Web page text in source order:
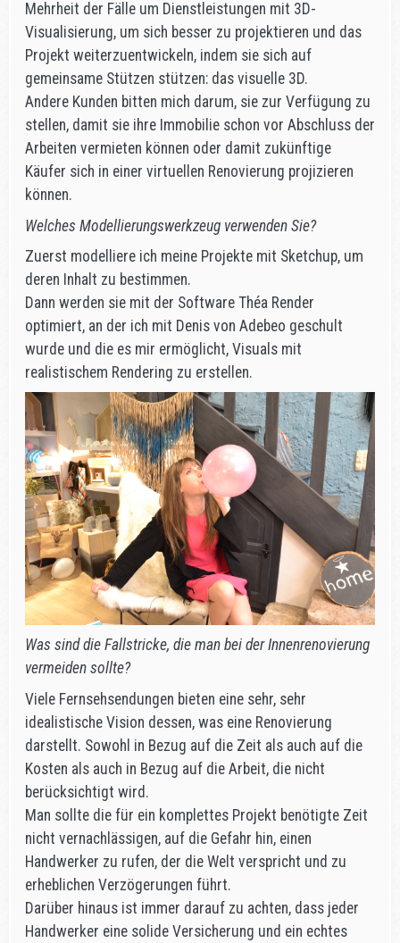
Mehrheit der Fälle um Dienstleistungen mit 3D-
Visualisierung, um sich besser zu projektieren und das
Projekt weiterzuentwickeln, indem sie sich auf
gemeinsame Stützen stützen: das visuelle 3D.
Andere Kunden bitten mich darum, sie zur Verfügung zu
stellen, damit sie ihre Immobilie schon vor Abschluss der
Arbeiten vermieten können oder damit zukünftige
Käufer sich in einer virtuellen Renovierung projizieren
können.
Welches Modellierungswerkzeug verwenden Sie?
Zuerst modelliere ich meine Projekte mit Sketchup, um
deren Inhalt zu bestimmen.
Dann werden sie mit der Software Théa Render
optimiert, an der ich mit Denis von Adebeo geschult
wurde und die es mir ermöglicht, Visuals mit
realistischem Rendering zu erstellen.
Was sind die Fallstricke, die man bei der Innenrenovierung
vermeiden sollte?
Viele Fernsehsendungen bieten eine sehr, sehr
idealistische Vision dessen, was eine Renovierung
darstellt. Sowohl in Bezug auf die Zeit als auch auf die
Kosten als auch in Bezug auf die Arbeit, die nicht
berücksichtigt wird.
Man sollte die für ein komplettes Projekt benötigte Zeit
nicht vernachlässigen, auf die Gefahr hin, einen
Handwerker zu rufen, der die Welt verspricht und zu
erheblichen Verzögerungen führt.
Darüber hinaus ist immer darauf zu achten, dass jeder
Handwerker eine solide Versicherung und ein echtes